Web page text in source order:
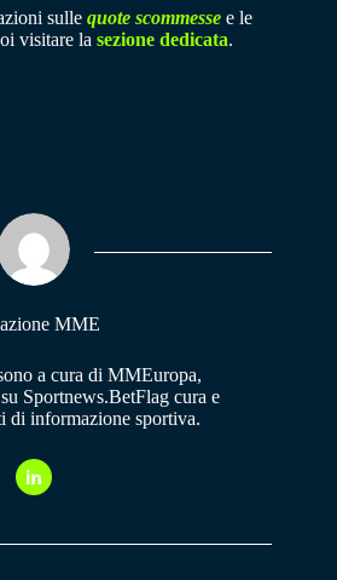
sulle quote scommesse e le
visitare la sezione dedicata.
MME
a cura di MMEuropa,
Sportnews.BetFlag cura e
di informazione sportiva.